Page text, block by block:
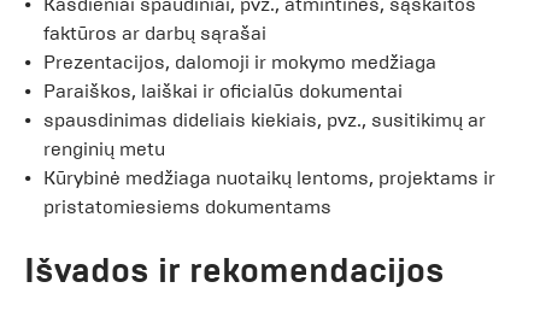
faktūros ar darbų sąrašai
Prezentacijos, dalomoji ir mokymo medžiaga
Paraiškos, laiškai ir oficialūs dokumentai
spausdinimas dideliais kiekiais, pvz., susitikimų ar
renginių metu
Kūrybinė medžiaga nuotaikų lentoms, projektams ir
pristatomiesiems dokumentams
Išvados ir rekomendacijos